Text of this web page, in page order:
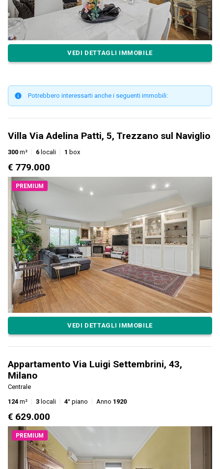
VEDI DETTAGLI IMMOBILE
Potrebbero interessarti anche i seguenti immobili:
Villa Via Adelina Patti, 5, Trezzano sul Naviglio
300 m² 6 locali 1 box
€ 779.000
PREMIUM
VEDI DETTAGLI IMMOBILE
Appartamento Via Luigi Settembrini, 43,
Milano
Centrale
124 m² 3 locali 4° piano Anno 1920
€ 629.000
PREMIUM